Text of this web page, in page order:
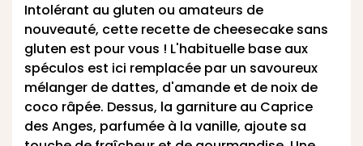
Intolérant au gluten ou amateurs de
nouveauté, cette recette de cheesecake sans
gluten est pour vous ! L'habituelle base aux
spéculos est ici remplacée par un savoureux
mélanger de dattes, d'amande et de noix de
coco râpée. Dessus, la garniture au Caprice
des Anges, parfumée à la vanille, ajoute sa